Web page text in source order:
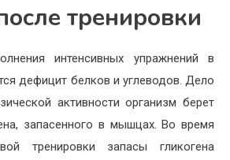
тренировки
интенсивных упражнений в
дефицит белков и углеводов. Дело
активности организм берет
запасенного в мышцах. Во время
тренировки запасы гликогена